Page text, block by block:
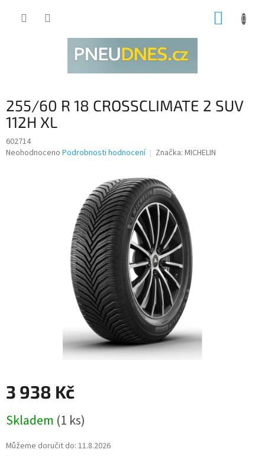
255/60 R 18 CROSSCLIMATE 2 SUV
112H XL
602714
Průměrné
Neohodnoceno Podrobnosti hodnocení Značka: MICHELIN
3 938 Kč
cena:
Skladem (1 ks)
Můžeme doručit do: 11.8.2026